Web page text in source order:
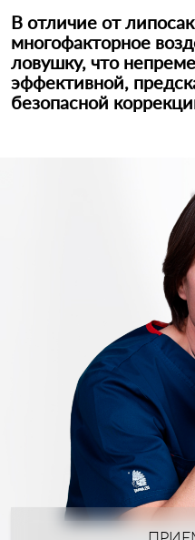
В отличие от
многофакторное
ловушку, что
эффективной,
безопасной